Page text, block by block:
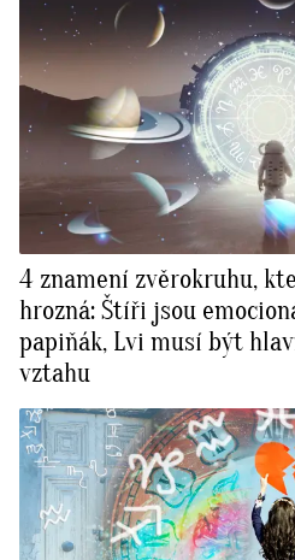
4 znamení zvěrokruhu,
hrozná: Štíři jsou
papiňák, Lvi musí být
vztahu